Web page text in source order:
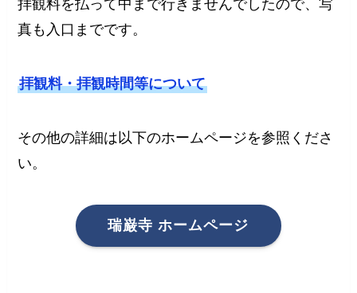
拝観料を払って中まで行きませんでしたので、写
真も入口までです。
拝観料・拝観時間等について
その他の詳細は以下のホームページを参照くださ
い。
瑞巌寺 ホームページ